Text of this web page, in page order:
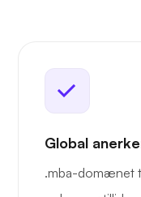
Global
.mba-domænet